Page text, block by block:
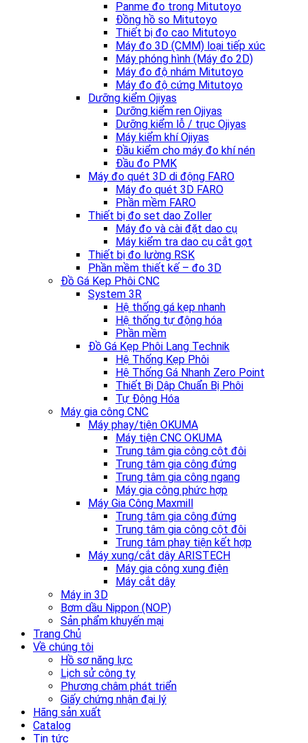
Panme đo trong Mitutoyo
Đồng hồ so Mitutoyo
Thiết bị đo cao Mitutoyo
Máy đo 3D (CMM) loại tiếp xúc
Máy phóng hình (Máy đo 2D)
Máy đo độ nhám Mitutoyo
Máy đo độ cứng Mitutoyo
Dưỡng kiểm Ojiyas
Dưỡng kiểm ren Ojiyas
Dưỡng kiểm lỗ / trục Ojiyas
Máy kiểm khí Ojiyas
Đầu kiểm cho máy đo khí nén
Đầu đo PMK
Máy đo quét 3D di động FARO
Máy đo quét 3D FARO
Phần mềm FARO
Thiết bị đo set dao Zoller
Máy đo và cài đặt dao cụ
Máy kiểm tra dao cụ cắt gọt
Thiết bị đo lường RSK
Phần mềm thiết kế – đo 3D
Đồ Gá Kẹp Phôi CNC
System 3R
Hệ thống gá kẹp nhanh
Hệ thống tự động hóa
Phần mềm
Đồ Gá Kẹp Phôi Lang Technik
Hệ Thống Kẹp Phôi
Hệ Thống Gá Nhanh Zero Point
Thiết Bị Dập Chuẩn Bị Phôi
Tự Động Hóa
Máy gia công CNC
Máy phay/tiện OKUMA
Máy tiện CNC OKUMA
Trung tâm gia công cột đôi
Trung tâm gia công đứng
Trung tâm gia công ngang
Máy gia công phức hợp
Máy Gia Công Maxmill
Trung tâm gia công đứng
Trung tâm gia công cột đôi
Trung tâm phay tiện kết hợp
Máy xung/cắt dây ARISTECH
Máy gia công xung điện
Máy cắt dây
Máy in 3D
Bơm dầu Nippon (NOP)
Sản phẩm khuyến mại
Trang Chủ
Về chúng tôi
Hồ sơ năng lực
Lịch sử công ty
Phương châm phát triển
Giấy chứng nhận đại lý
Hãng sản xuất
Catalog
Tin tức